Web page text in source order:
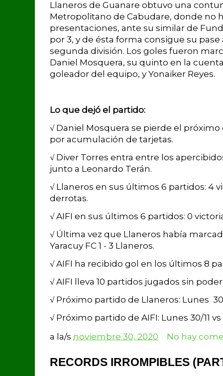
Llaneros de Guanare obtuvo una
Metropolitano de Cabudare, donde no
presentaciones, ante su similar de
por 3, y de ésta forma consigue su pase
segunda división. Los goles fueron
Daniel Mosquera, su quinto en la
goleador del equipo, y Yonaiker Reyes.
Lo que dejó el partido:
√ Daniel Mosquera se pierde el
por acumulación de tarjetas.
√ Diver Torres entra entre los
junto a Leonardo Terán.
√ Llaneros en sus últimos 6 partidos: 4
derrotas.
√ AIFI en sus últimos 6 partidos: 0
√ Última vez que Llaneros había
Yaracuy FC 1 - 3 Llaneros.
√ AIFI ha recibido gol en los últimos 8
√ AIFI lleva 10 partidos jugados sin
√ Próximo partido de Llaneros: Lunes
√ Próximo partido de AIFI: Lunes 30/11 vs
a la/s noviembre 30, 2020 No hay
RECORDS IRROMPIBLES